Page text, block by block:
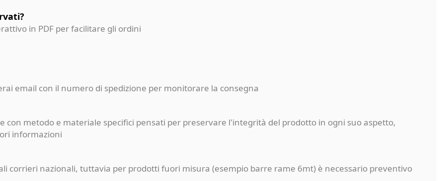
in PDF per facilitare gli ordini
email con il numero di spedizione per monitorare la consegna
con metodo e materiale specifici pensati per preservare l'integrità del prodotto in ogni suo aspetto,
informazioni
corrieri nazionali, tuttavia per prodotti fuori misura (esempio barre rame 6mt) è necessario preventivo